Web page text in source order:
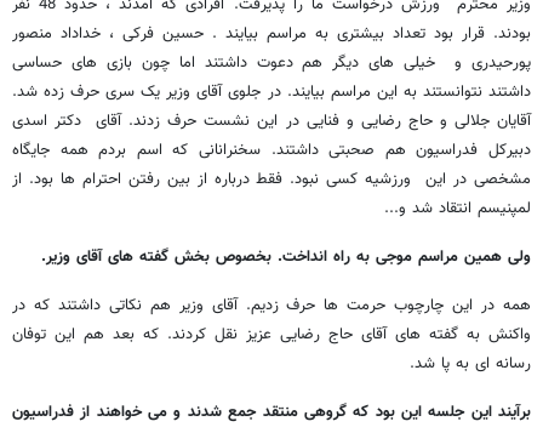
وزیر محترم ورزش درخواست ما را پذیرفت. افرادی که آمدند ، حدود 48 نفر
بودند. قرار بود تعداد بیشتری به مراسم بیایند . حسین فرکی ، خداداد منصور
پورحیدری و خیلی های دیگر هم دعوت داشتند اما چون بازی های حساسی
داشتند نتوانستند به این مراسم بیایند. در جلوی آقای وزیر یک سری حرف زده شد.
آقایان جلالی و حاج رضایی و فنایی در این نشست حرف زدند. آقای دکتر اسدی
دبیرکل فدراسیون هم صحبتی داشتند. سخنرانانی که اسم بردم همه جایگاه
مشخصی در این ورزشیه کسی نبود. فقط درباره از بین رفتن احترام ها بود. از
لمپنیسم انتقاد شد و...
ولی همین مراسم موجی به راه انداخت. بخصوص بخش گفته های آقای وزیر.
همه در این چارچوب حرمت ها حرف زدیم. آقای وزیر هم نکاتی داشتند که در
واکنش به گفته های آقای حاج رضایی عزیز نقل کردند. که بعد هم این توفان
رسانه ای به پا شد.
برآیند این جلسه این بود که گروهی منتقد جمع شدند و می خواهند از فدراسیون